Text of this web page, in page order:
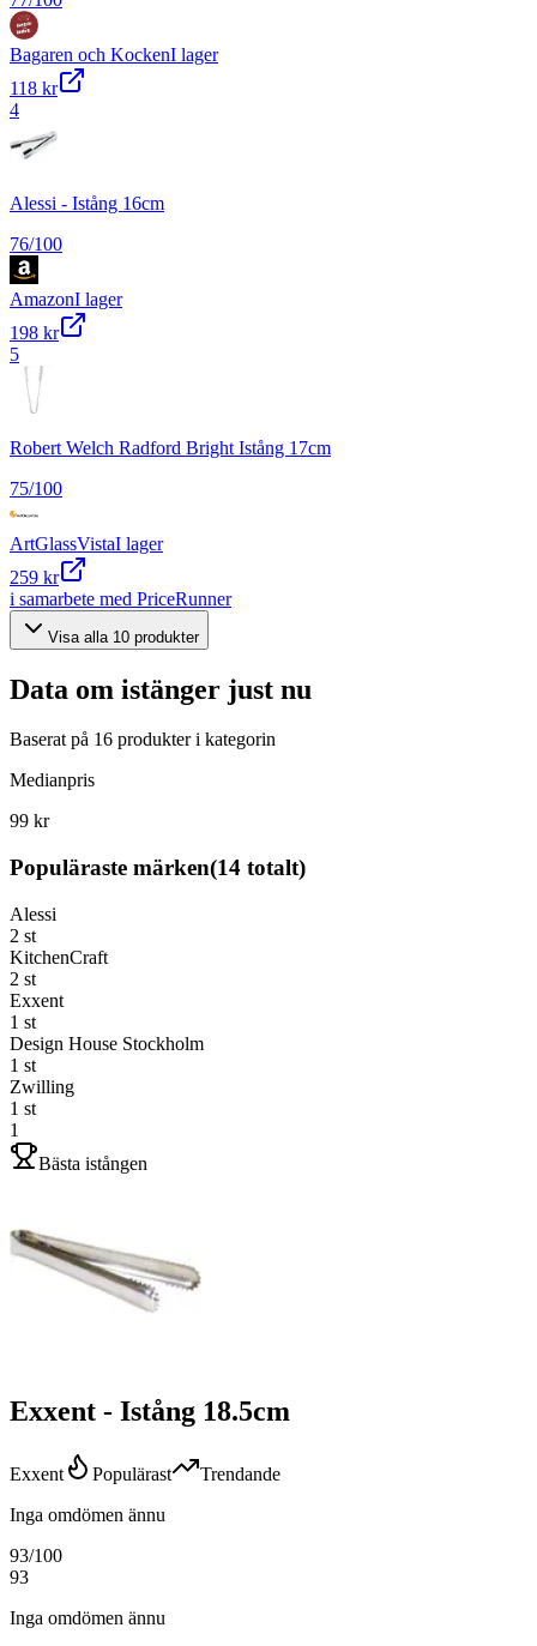
Bagaren och KockenI lager
118 kr
4
Alessi - Istång 16cm
76/100
AmazonI lager
198 kr
5
Robert Welch Radford Bright Istång 17cm
75/100
ArtGlassVistaI lager
259 kr
i samarbete med PriceRunner
Visa alla 10 produkter
Data om istänger just nu
Baserat på 16 produkter i kategorin
Medianpris
99 kr
Populäraste märken(14 totalt)
Alessi
2 st
KitchenCraft
2 st
Exxent
1 st
Design House Stockholm
1 st
Zwilling
1 st
1
Bästa istången
Exxent - Istång 18.5cm
Exxent Populärast
Trendande
Inga omdömen ännu
93/100
93
Inga omdömen ännu